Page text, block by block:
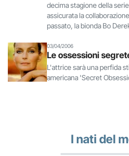
decima stagione della
assicurata la
passato, la bionda Bo
03/04/2006
Le ossessioni
L'attrice sarà una perfida
americana 'Secret
I nati del